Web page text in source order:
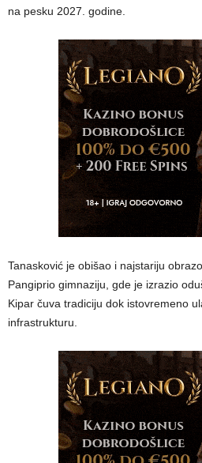
na pesku 2027. godine.
​Tanasković je obišao i najstariju
Pangiprio gimnaziju, gde je izrazio
Kipar čuva tradiciju dok istovremeno
infrastrukturu.